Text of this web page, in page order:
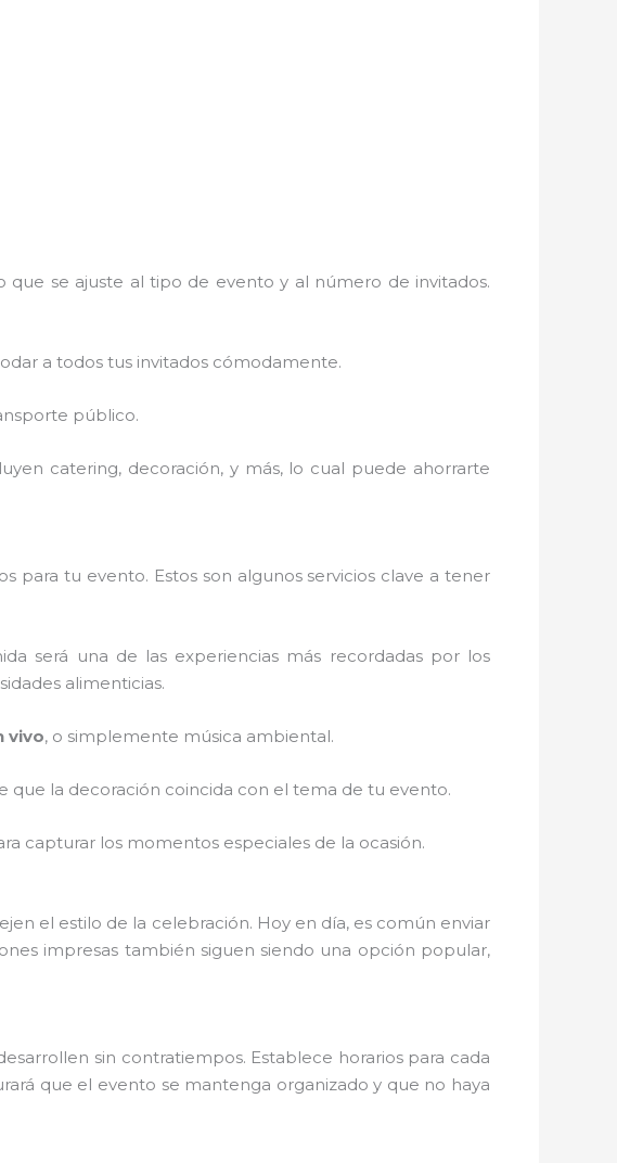
se ajuste al tipo de evento y al número de invitados.
a todos tus invitados cómodamente.
público.
catering, decoración, y más, lo cual puede ahorrarte
para tu evento. Estos son algunos servicios clave a tener
será una de las experiencias más recordadas por los
alimenticias.
vivo, o simplemente música ambiental.
que la decoración coincida con el tema de tu evento.
capturar los momentos especiales de la ocasión.
el estilo de la celebración. Hoy en día, es común enviar
impresas también siguen siendo una opción popular,
sin contratiempos. Establece horarios para cada
que el evento se mantenga organizado y que no haya